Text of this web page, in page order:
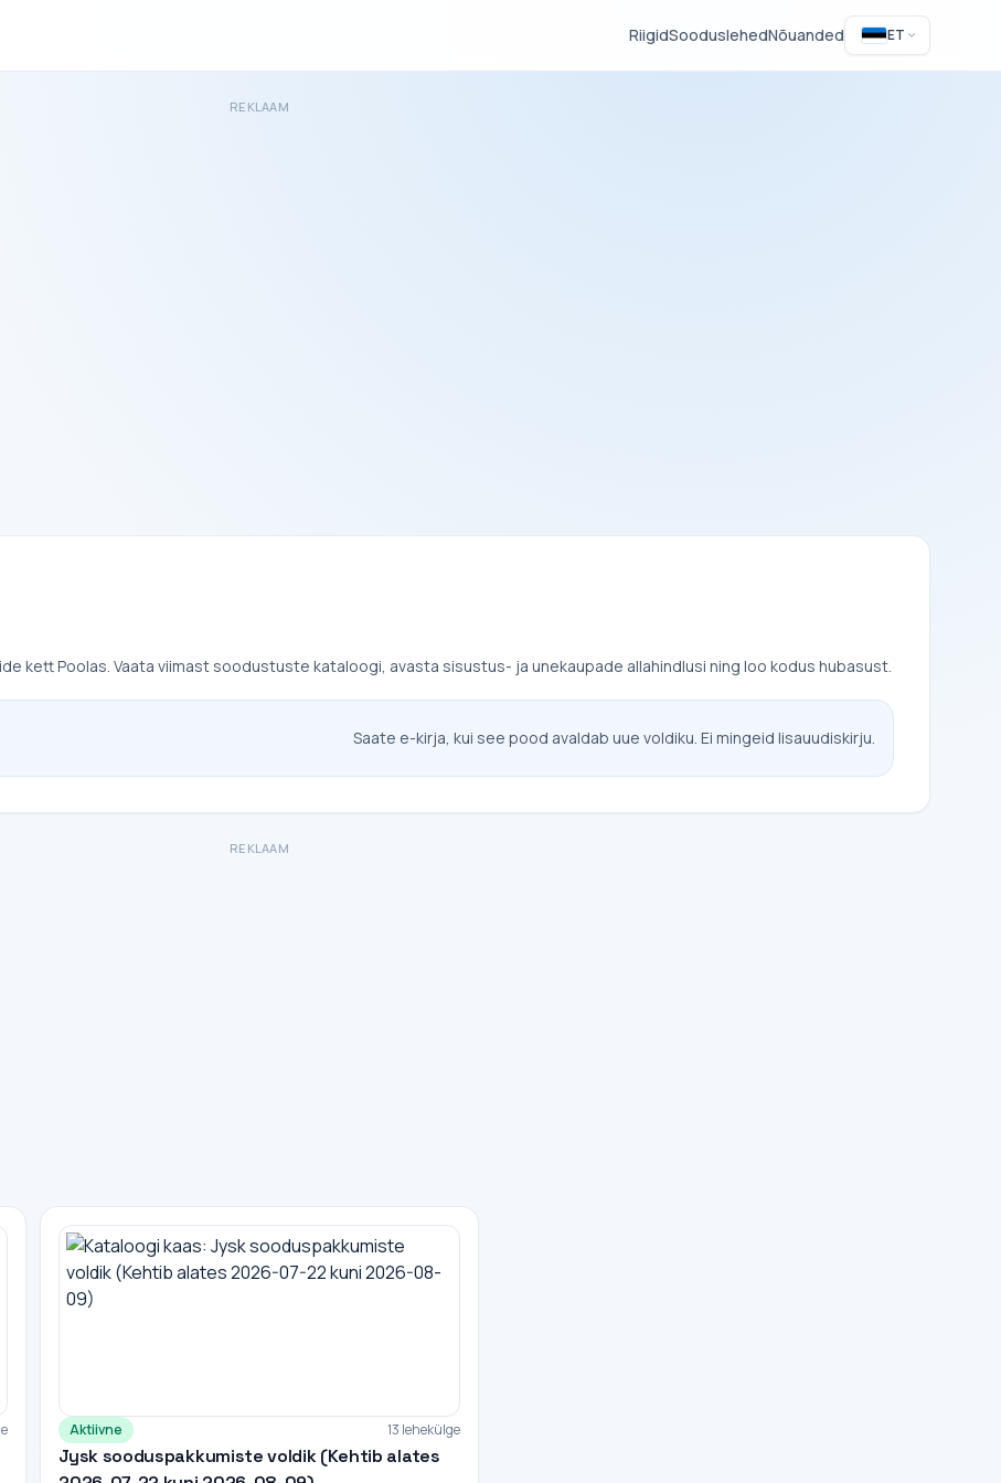
RiigidSooduslehedNõuanded ET
REKLAAM
kett Poolas. Vaata viimast soodustuste kataloogi, avasta sisustus- ja unekaupade allahindlusi ning loo kodus hubasust.
Saate e-kirja, kui see pood avaldab uue voldiku. Ei mingeid lisauudiskirju.
REKLAAM
Aktiivne 13 lehekülge
Jysk sooduspakkumiste voldik (Kehtib alates